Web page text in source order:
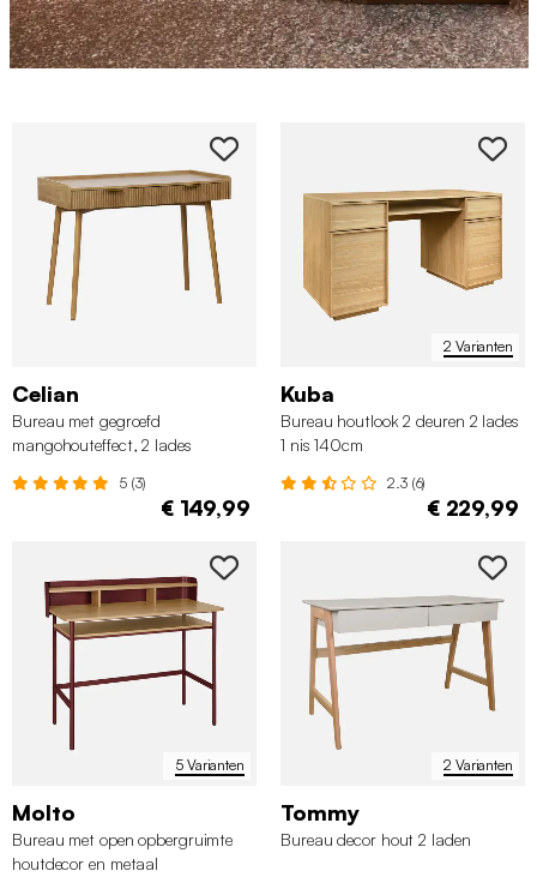
Celian
Bureau met gegroefd
mangohouteffect, 2 lades
5 (3)
€ 149,99
2 Varianten
Kuba
Bureau houtlook 2 deuren 2 lades
1 nis 140cm
2.3 (6)
€ 229,99
5 Varianten
Molto
Bureau met open opbergruimte
houtdecor en metaal
2 Varianten
Tommy
Bureau decor hout 2 laden